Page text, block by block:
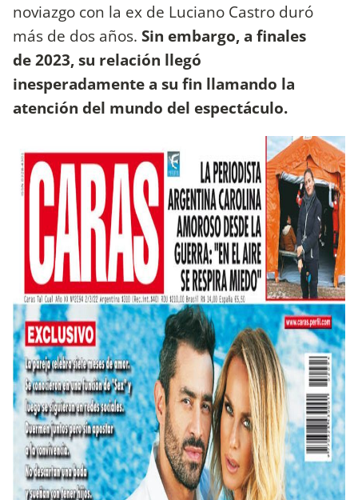
noviazgo con la ex de Luciano Castro duró
más de dos años. Sin embargo, a finales
de 2023, su relación llegó
inesperadamente a su fin llamando la
atención del mundo del espectáculo.